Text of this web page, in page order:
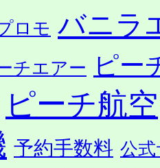
ロモ バニラ
チエアー ピー
ピーチ航空
予約手数料 公